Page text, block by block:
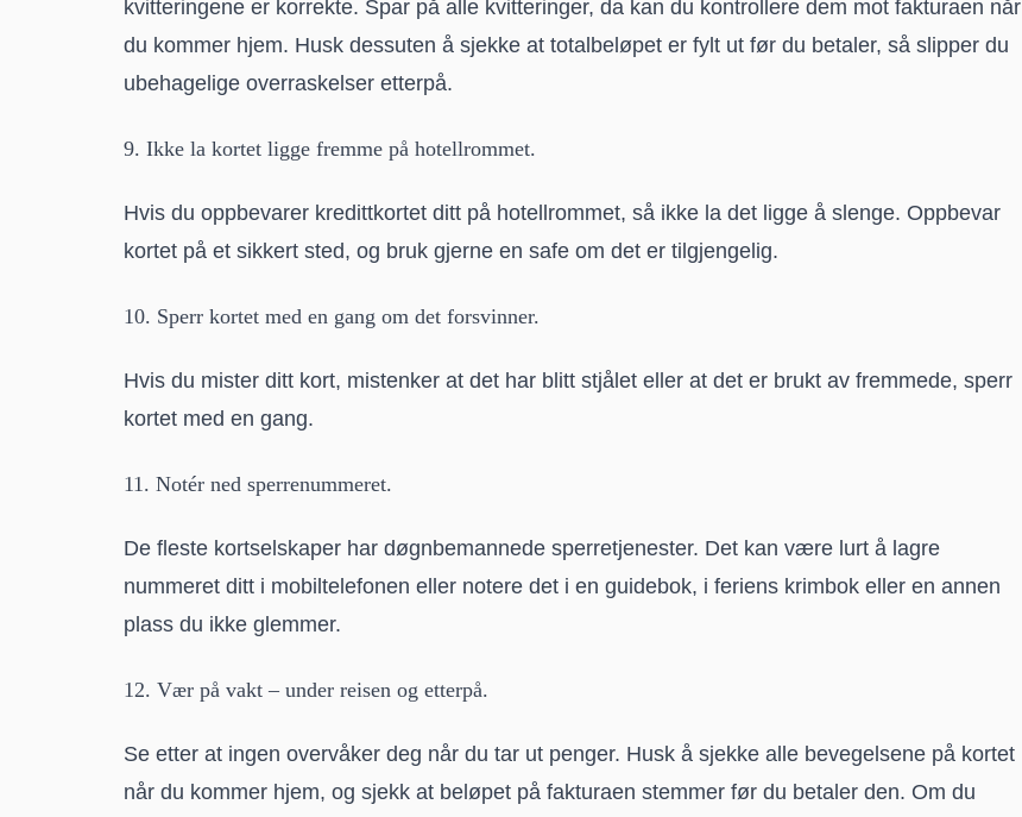
kvitteringene er korrekte. Spar på alle kvitteringer, da kan du kontrollere dem mot fakturaen når
du kommer hjem. Husk dessuten å sjekke at totalbeløpet er fylt ut før du betaler, så slipper du
ubehagelige overraskelser etterpå.
9. Ikke la kortet ligge fremme på hotellrommet.
Hvis du oppbevarer kredittkortet ditt på hotellrommet, så ikke la det ligge å slenge. Oppbevar
kortet på et sikkert sted, og bruk gjerne en safe om det er tilgjengelig.
10. Sperr kortet med en gang om det forsvinner.
Hvis du mister ditt kort, mistenker at det har blitt stjålet eller at det er brukt av fremmede, sperr
kortet med en gang.
11. Notér ned sperrenummeret.
De fleste kortselskaper har døgnbemannede sperretjenester. Det kan være lurt å lagre
nummeret ditt i mobiltelefonen eller notere det i en guidebok, i feriens krimbok eller en annen
plass du ikke glemmer.
12. Vær på vakt – under reisen og etterpå.
Se etter at ingen overvåker deg når du tar ut penger. Husk å sjekke alle bevegelsene på kortet
når du kommer hjem, og sjekk at beløpet på fakturaen stemmer før du betaler den. Om du